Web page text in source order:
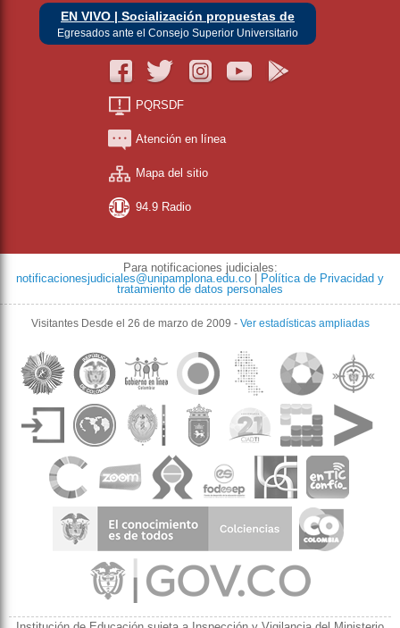
EN VIVO | Socialización propuestas de
Egresados ante el Consejo Superior Universitario
PQRSDF
Atención en línea
Mapa del sitio
94.9 Radio
Para notificaciones judiciales:
notificacionesjudiciales@unipamplona.edu.co
Política de Privacidad y
tratamiento de datos personales
Visitantes Desde el 26 de marzo de 2009 - Ver estadísticas ampliadas